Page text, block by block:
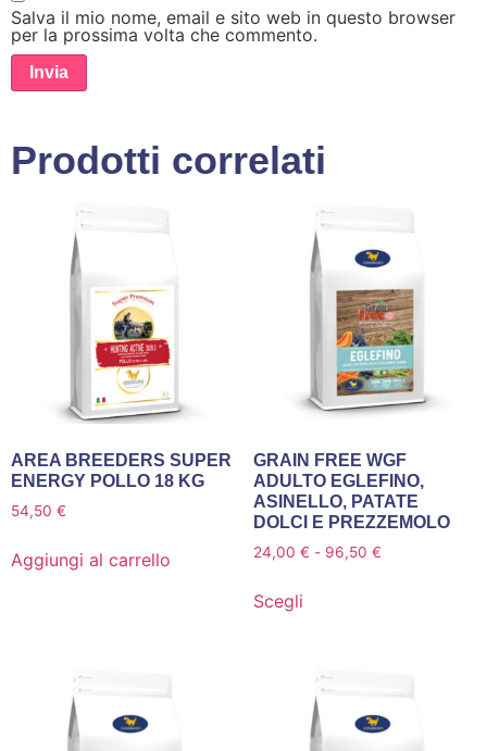
Salva il mio nome, email e sito web in questo browser
per la prossima volta che commento.
Prodotti correlati
AREA BREEDERS SUPER
ENERGY POLLO 18 KG
54,50 €
Aggiungi al carrello
GRAIN FREE WGF
ADULTO EGLEFINO,
ASINELLO, PATATE
DOLCI E PREZZEMOLO
24,00 € - 96,50 €
Scegli